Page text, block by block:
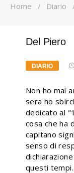
Home / Diario
Del Piero
DIARIO
Non ho mai
sera ho
dedicato al
cosa che ha
capitano
senso di
questi